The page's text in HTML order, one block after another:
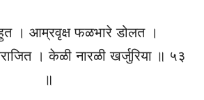
। आम्रवृक्ष फळभारे डोलत ।
। केळी नारळी खर्जुरिया ॥ ५३
॥